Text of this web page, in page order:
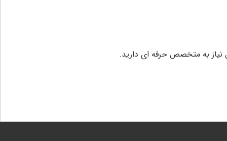
به متخصص حرفه ای دارید.